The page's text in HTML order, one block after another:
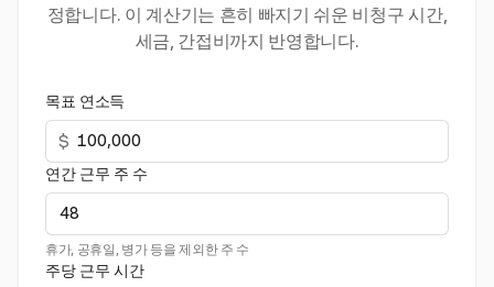
정합니다. 이 계산기는 흔히 빠지기 쉬운 비청구 시간,
세금, 간접비까지 반영합니다.
목표 연소득
$
연간 근무 주 수
휴가, 공휴일, 병가 등을 제외한 주 수
주당 근무 시간